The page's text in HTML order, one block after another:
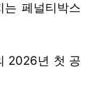
페널티박스
2026년 첫 공